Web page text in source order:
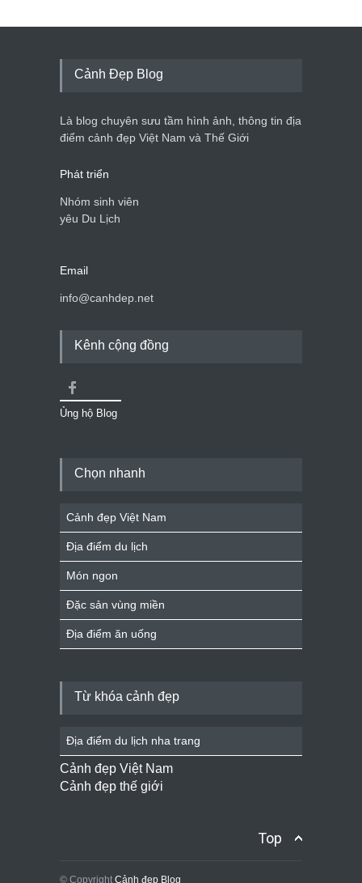
Tam giác mạch khoe sắc
du lịch quốc gia
Cảnh đẹp Việt Nam 24/04/2020
Cảnh Đẹp Blog
Là blog chuyên sưu tầm hình ảnh, thông tin địa
điểm cảnh đẹp Việt Nam và Thế Giới
Phát triển
Nhóm sinh viên
yêu Du Lịch
Email
info@canhdep.net
Kênh cộng đồng
Ủng hộ Blog
Chọn nhanh
Cảnh đẹp Việt Nam
Địa điểm du lịch
Món ngon
Đặc sản vùng miền
Địa điểm ăn uống
Từ khóa cảnh đẹp
Địa điểm du lịch nha trang
Cảnh đẹp Việt Nam
Cảnh đẹp thế giới
Top
© Copyright Cảnh đẹp Blog